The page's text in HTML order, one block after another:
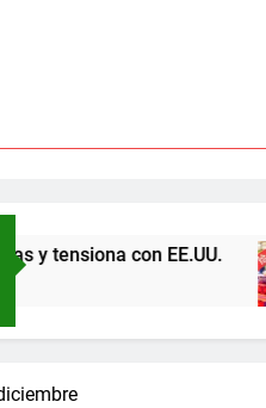
con EE.UU.